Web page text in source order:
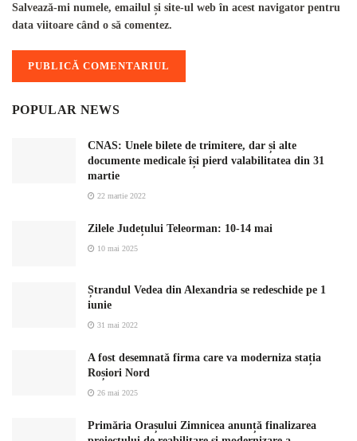
Salvează-mi numele, emailul și site-ul web în acest navigator pentru
data viitoare când o să comentez.
POPULAR NEWS
CNAS: Unele bilete de trimitere, dar și alte
documente medicale își pierd valabilitatea din 31
martie
22 martie 2022
Zilele Județului Teleorman: 10-14 mai
10 mai 2025
Ștrandul Vedea din Alexandria se redeschide pe 1
iunie
31 mai 2022
A fost desemnată firma care va moderniza stația
Roșiori Nord
26 mai 2025
Primăria Orașului Zimnicea anunță finalizarea